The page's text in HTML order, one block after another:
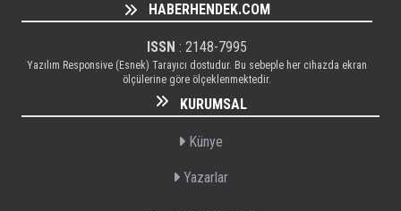
HABERHENDEK.COM
ISSN : 2148-7995
Yazılım Responsive (Esnek) Tarayıcı dostudur. Bu sebeple her cihazda ekran
ölçülerine göre ölçeklenmektedir.
KURUMSAL
Künye
Yazarlar